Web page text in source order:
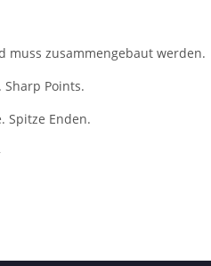
muss zusammengebaut werden.
Sharp Points.
Spitze Enden.